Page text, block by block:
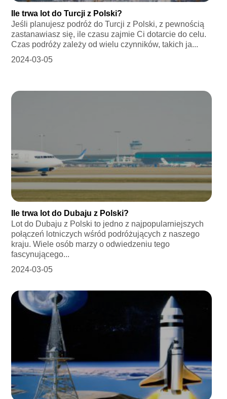
Ile trwa lot do Turcji z Polski?
Jeśli planujesz podróż do Turcji z Polski, z pewnością
zastanawiasz się, ile czasu zajmie Ci dotarcie do celu.
Czas podróży zależy od wielu czynników, takich ja...
2024-03-05
Ile trwa lot do Dubaju z Polski?
Lot do Dubaju z Polski to jedno z najpopularniejszych
połączeń lotniczych wśród podróżujących z naszego
kraju. Wiele osób marzy o odwiedzeniu tego
fascynującego...
2024-03-05